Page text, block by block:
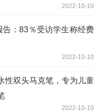
2022-10-10
告：83％受访学生称经费
2022-10-10
性双头马克笔，专为儿童
2022-10-10